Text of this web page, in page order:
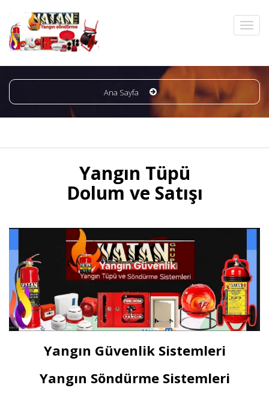
Ana Sayfa
Yangın Tüpü
Dolum ve Satışı
Yangın Güvenlik Sistemleri
Yangın Söndürme Sistemleri